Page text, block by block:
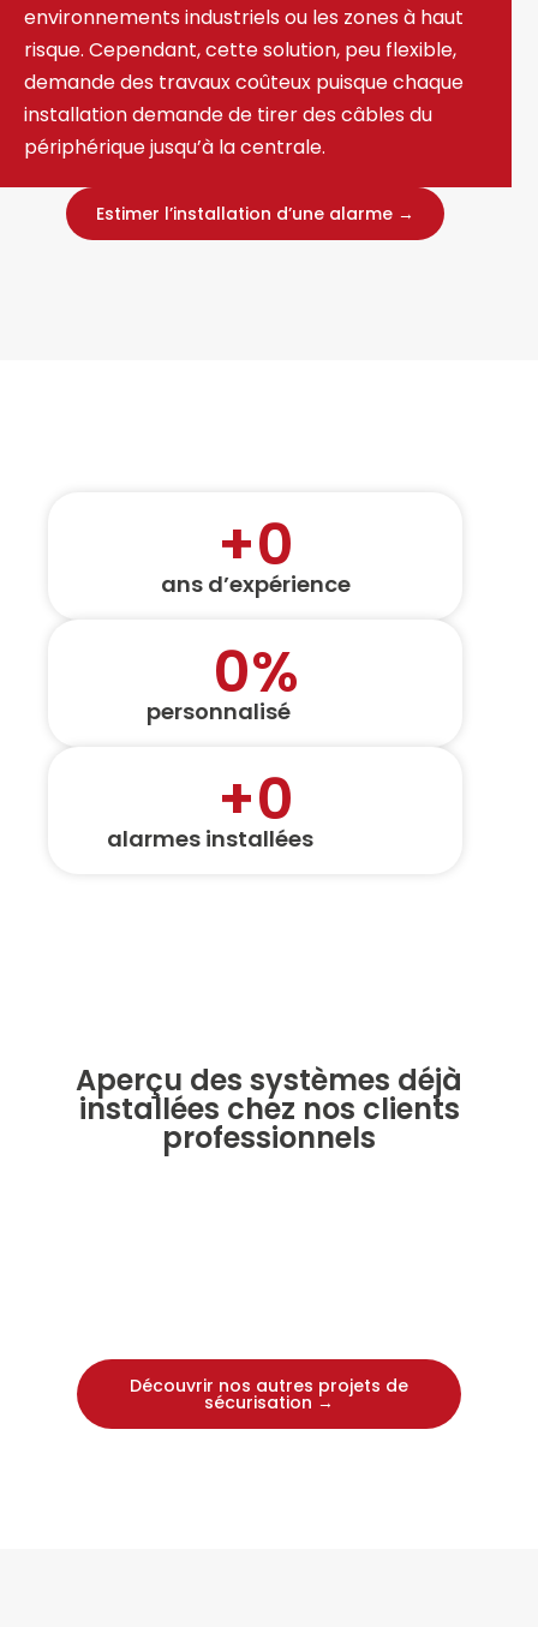
environnements industriels ou les zones à haut
risque. Cependant, cette solution, peu flexible,
demande des travaux coûteux puisque chaque
installation demande de tirer des câbles du
périphérique jusqu’à la centrale.
Estimer l’installation d’une alarme →
+0
ans d’expérience
0%
personnalisé
+0
alarmes installées
Aperçu des systèmes déjà
installées chez nos clients
professionnels
Découvrir nos autres projets de
sécurisation →